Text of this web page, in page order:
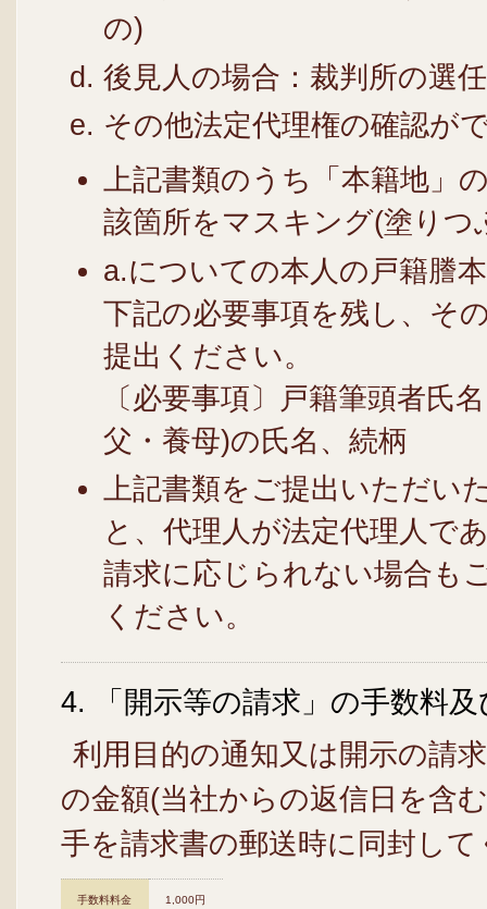
の)
後見人の場合：裁判所の選
その他法定代理権の確認が
上記書類のうち「本籍地」
該箇所をマスキング(塗り
a.についての本人の戸籍謄
下記の必要事項を残し、そ
提出ください。
〔必要事項〕戸籍筆頭者氏
父・養母)の氏名、続柄
上記書類をご提出いただい
と、代理人が法定代理人で
請求に応じられない場合も
ください。
4. 「開示等の請求」の手数料
利用目的の通知又は開示の請
の金額(当社からの返信日を含
手を請求書の郵送時に同封し
手数料料金 1,000円